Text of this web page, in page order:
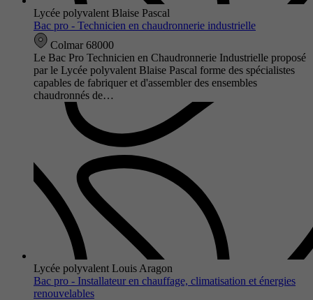
Lycée polyvalent Blaise Pascal
Bac pro - Technicien en chaudronnerie industrielle
Colmar 68000
Le Bac Pro Technicien en Chaudronnerie Industrielle proposé
par le Lycée polyvalent Blaise Pascal forme des spécialistes
capables de fabriquer et d'assembler des ensembles
chaudronnés de…
Lycée polyvalent Louis Aragon
Bac pro - Installateur en chauffage, climatisation et énergies
renouvelables